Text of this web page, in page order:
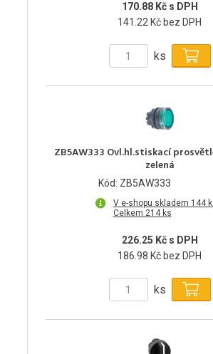
170.88 Kč s DPH
141.22 Kč bez DPH
ks
ZB5AW333 Ovl.hl.stiskací
zelená
Kód: ZB5AW333
V e-shopu skladem 144
Celkem 214 ks
226.25 Kč s DPH
186.98 Kč bez DPH
ks